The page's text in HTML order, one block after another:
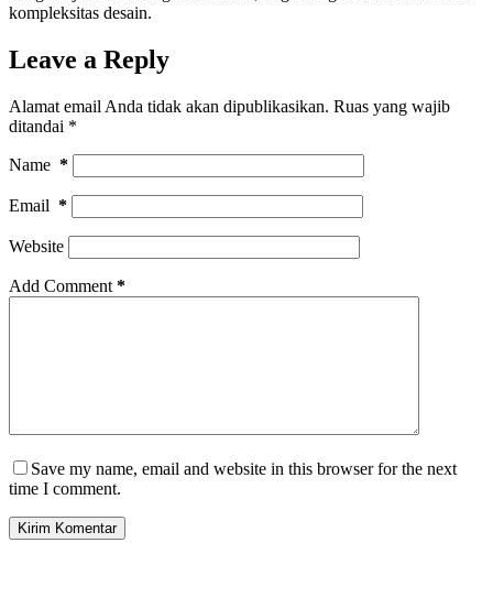
kompleksitas desain.
Leave a Reply
Alamat email Anda tidak akan dipublikasikan. Ruas yang wajib
ditandai *
Name *
Email *
Website
Add Comment *
Save my name, email and website in this browser for the next
time I comment.
Kirim Komentar